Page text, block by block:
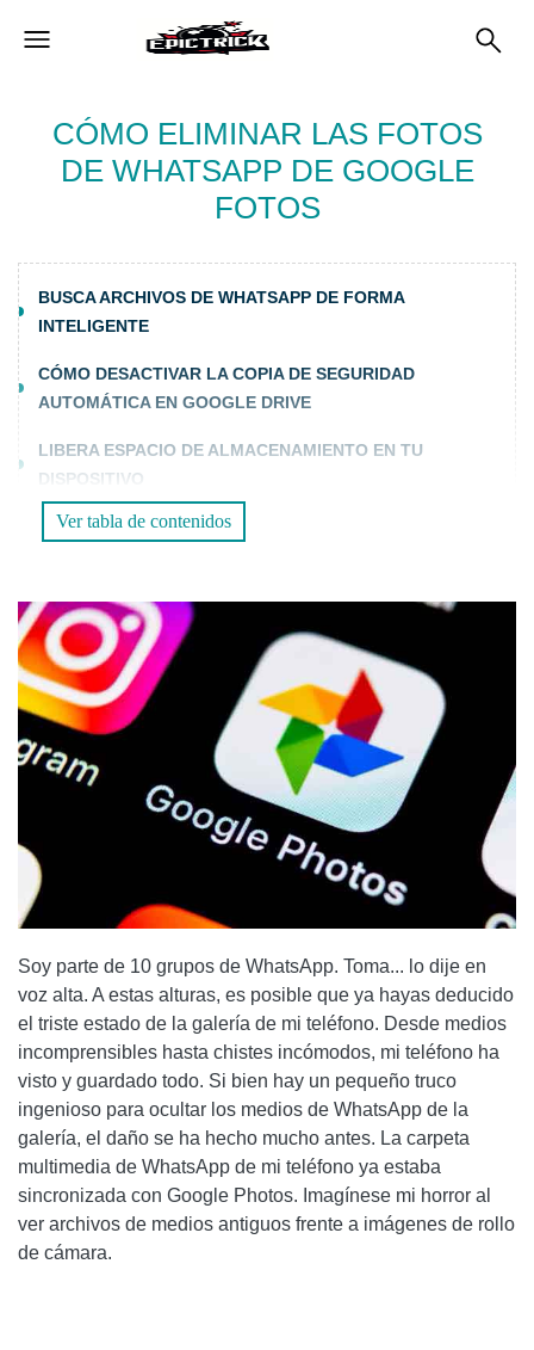
CÓMO ELIMINAR LAS FOTOS
DE WHATSAPP DE GOOGLE
FOTOS
BUSCA ARCHIVOS DE WHATSAPP DE FORMA
INTELIGENTE
CÓMO DESACTIVAR LA COPIA DE SEGURIDAD
AUTOMÁTICA EN GOOGLE DRIVE
LIBERA ESPACIO DE ALMACENAMIENTO EN TU
DISPOSITIVO
PARA LEER MÁS:
Ver tabla de contenidos
Soy parte de 10 grupos de WhatsApp. Toma... lo dije en
voz alta. A estas alturas, es posible que ya hayas deducido
el triste estado de la galería de mi teléfono. Desde medios
incomprensibles hasta chistes incómodos, mi teléfono ha
visto y guardado todo. Si bien hay un pequeño truco
ingenioso para ocultar los medios de WhatsApp de la
galería, el daño se ha hecho mucho antes. La carpeta
multimedia de WhatsApp de mi teléfono ya estaba
sincronizada con Google Photos. Imagínese mi horror al
ver archivos de medios antiguos frente a imágenes de rollo
de cámara.